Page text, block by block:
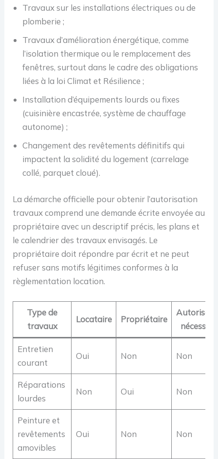
Travaux sur les installations électriques ou de
plomberie ;
Travaux d’amélioration énergétique, comme
l’isolation thermique ou le remplacement des
fenêtres, surtout dans le cadre des obligations
liées à la loi Climat et Résilience ;
Installation d’équipements lourds ou fixes
(cuisinière encastrée, système de chauffage
autonome) ;
Changement des revêtements définitifs qui
impactent la solidité du logement (carrelage
collé, parquet cloué).
La démarche officielle pour obtenir l’autorisation
travaux comprend une demande écrite envoyée au
propriétaire avec un descriptif précis, les plans et
le calendrier des travaux envisagés. Le
propriétaire doit répondre par écrit et ne peut
refuser sans motifs légitimes conformes à la
règlementation location.
Type de
travaux
Locataire Propriétaire
Entretien
courant
Oui Non Non
Réparations
lourdes
Non Oui Non
Peinture et
revêtements
amovibles
Oui Non Non